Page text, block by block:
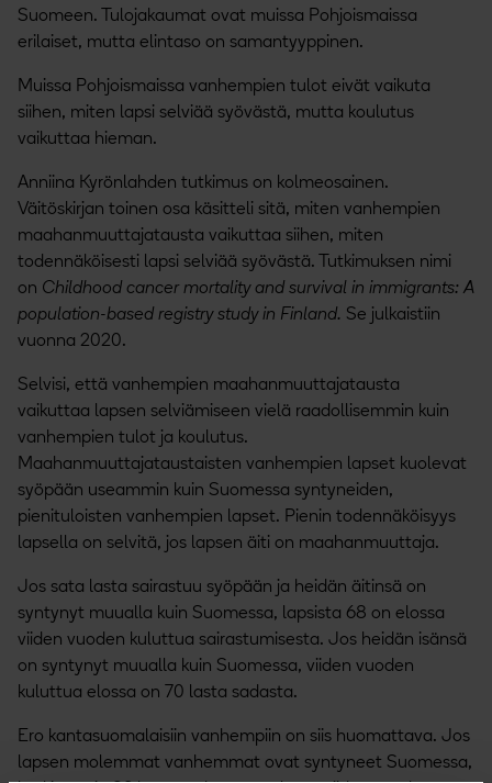
Suomeen. Tulojakaumat ovat muissa Pohjoismaissa
erilaiset, mutta elintaso on samantyyppinen.
Muissa Pohjoismaissa vanhempien tulot eivät vaikuta
siihen, miten lapsi selviää syövästä, mutta koulutus
vaikuttaa hieman.
Anniina Kyrönlahden tutkimus on kolmeosainen.
Väitöskirjan toinen osa käsitteli sitä, miten vanhempien
maahanmuuttajatausta vaikuttaa siihen, miten
todennäköisesti lapsi selviää syövästä. Tutkimuksen nimi
on Childhood cancer mortality and survival in immigrants: A
population-based registry study in Finland. Se julkaistiin
vuonna 2020.
Selvisi, että vanhempien maahanmuuttajatausta
vaikuttaa lapsen selviämiseen vielä raadollisemmin kuin
vanhempien tulot ja koulutus.
Maahanmuuttajataustaisten vanhempien lapset kuolevat
syöpään useammin kuin Suomessa syntyneiden,
pienituloisten vanhempien lapset. Pienin todennäköisyys
lapsella on selvitä, jos lapsen äiti on maahanmuuttaja.
Jos sata lasta sairastuu syöpään ja heidän äitinsä on
syntynyt muualla kuin Suomessa, lapsista 68 on elossa
viiden vuoden kuluttua sairastumisesta. Jos heidän isänsä
on syntynyt muualla kuin Suomessa, viiden vuoden
kuluttua elossa on 70 lasta sadasta.
Ero kantasuomalaisiin vanhempiin on siis huomattava. Jos
lapsen molemmat vanhemmat ovat syntyneet Suomessa,